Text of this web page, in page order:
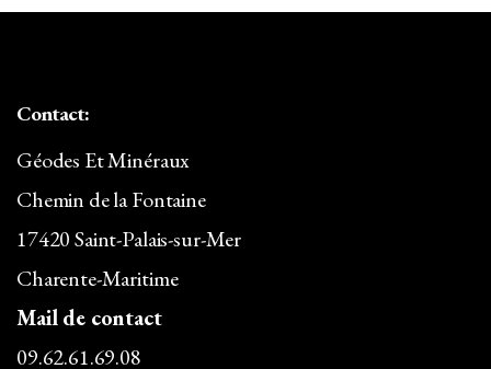
13,90€
Contact:
Géodes Et Minéraux
Chemin de la Fontaine
17420 Saint-Palais-sur-Mer
Charente-Maritime
Mail de contact
09.62.61.69.08